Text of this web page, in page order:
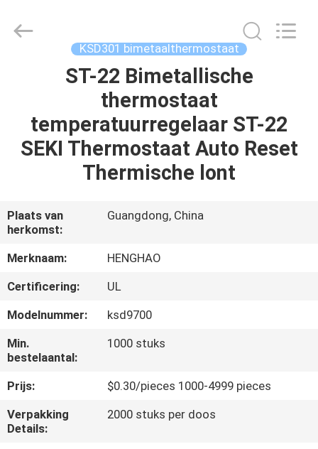
PRODUCTEN
OVER
ONS
FABRIEKSREIS
KWALITEITSCONTROLE
CONTACTEER
ONS
KSD301 bimetaalthermostaat
ST-22 Bimetallische
thermostaat
temperatuurregelaar ST-22
SEKI Thermostaat Auto Reset
Thermische lont
Plaats van
herkomst:
Guangdong, China
Merknaam:
HENGHAO
Certificering:
UL
Modelnummer:
ksd9700
Min.
bestelaantal:
1000 stuks
Prijs:
$0.30/pieces 1000-4999 pieces
Verpakking
Details:
2000 stuks per doos